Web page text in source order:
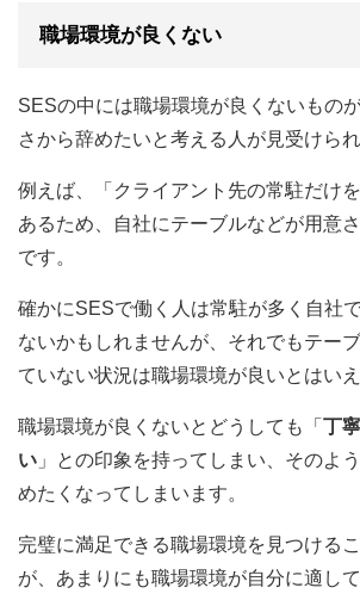
職場環境が良くない
SESの中には職場環境が良くないもの
さから辞めたいと考える人が見受けられ
例えば、「クライアント先の常駐だけ
あるため、自社にテーブルなどが用意
です。
確かにSESで働く人は常駐が多く自社
ないかもしれませんが、それでもテー
ていない状況は職場環境が良いとはいえ
職場環境が良くないとどうしても「 丁
い 」との印象を持ってしまい、そのよ
めたくなってしまいます。
完璧に満足できる職場環境を見つける
が、あまりにも職場環境が自分に適し